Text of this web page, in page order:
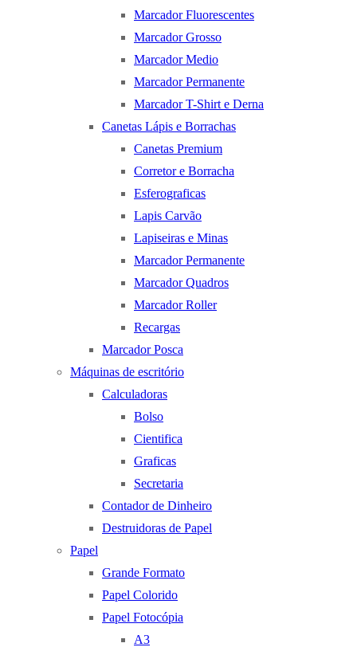
Marcador Fluorescentes
Marcador Grosso
Marcador Medio
Marcador Permanente
Marcador T-Shirt e Derna
Canetas Lápis e Borrachas
Canetas Premium
Corretor e Borracha
Esferograficas
Lapis Carvão
Lapiseiras e Minas
Marcador Permanente
Marcador Quadros
Marcador Roller
Recargas
Marcador Posca
Máquinas de escritório
Calculadoras
Bolso
Cientifica
Graficas
Secretaria
Contador de Dinheiro
Destruidoras de Papel
Papel
Grande Formato
Papel Colorido
Papel Fotocópia
A3